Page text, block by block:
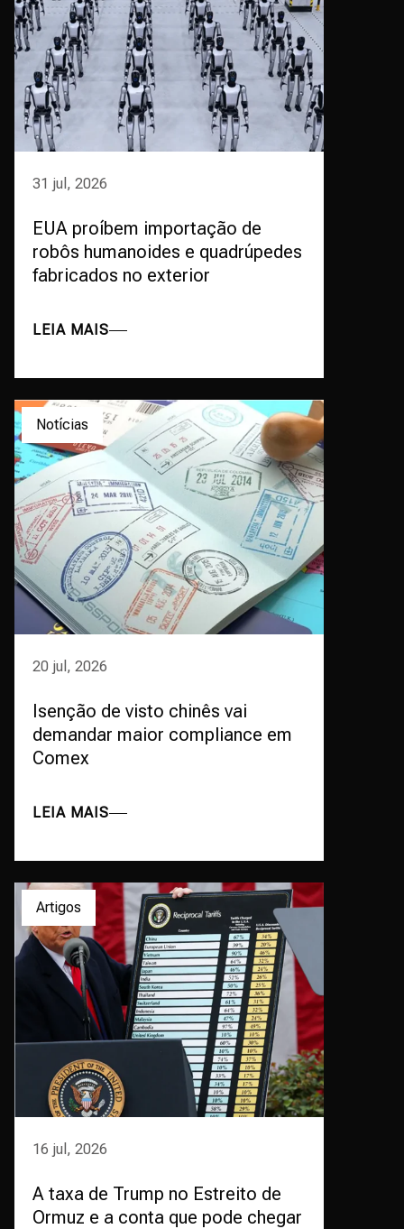
31 jul, 2026
EUA proíbem importação de
robôs humanoides e quadrúpedes
fabricados no exterior
LEIA MAIS
Notícias
20 jul, 2026
Isenção de visto chinês vai
demandar maior compliance em
Comex
LEIA MAIS
Artigos
16 jul, 2026
A taxa de Trump no Estreito de
Ormuz e a conta que pode chegar